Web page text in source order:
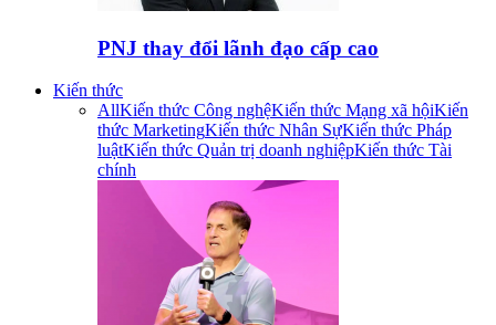
PNJ thay đổi lãnh đạo cấp cao
Kiến thức
AllKiến thức Công nghệKiến thức Mạng xã hộiKiến
thức MarketingKiến thức Nhân SựKiến thức Pháp
luậtKiến thức Quản trị doanh nghiệpKiến thức Tài
chính